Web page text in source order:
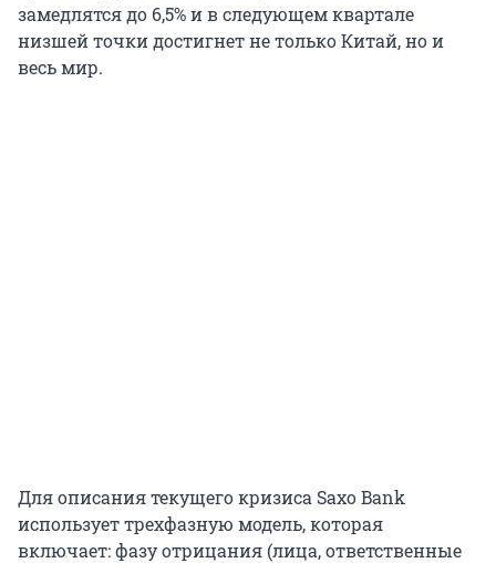
замедлятся до 6,5% и в следующем квартале
низшей точки достигнет не только Китай, но и
весь мир.
Для описания текущего кризиса Saxo Bank
использует трехфазную модель, которая
включает: фазу отрицания (лица, ответственные